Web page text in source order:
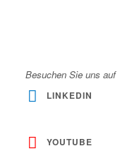
Besuchen Sie uns auf
LINKEDIN
YOUTUBE